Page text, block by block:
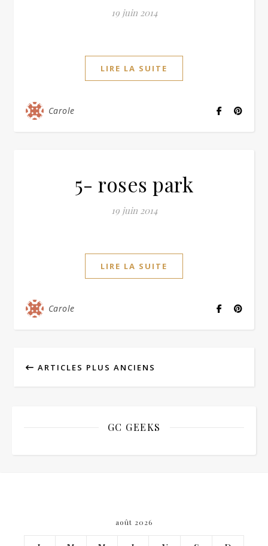
19 juin 2014
LIRE LA SUITE
Carole
5- roses park
19 juin 2014
LIRE LA SUITE
Carole
ARTICLES PLUS ANCIENS
GC GEEKS
août 2026